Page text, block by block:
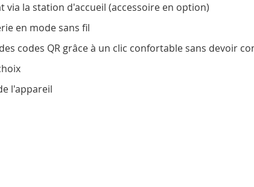
via la station d'accueil (accessoire en option)
en mode sans fil
codes QR grâce à un clic confortable sans devoir
l'appareil